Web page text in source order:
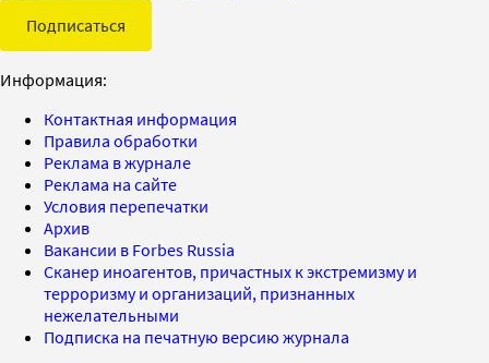
Подписаться
Информация:
Контактная информация
Правила обработки
Реклама в журнале
Реклама на сайте
Условия перепечатки
Архив
Вакансии в Forbes Russia
Сканер иноагентов, причастных к экстремизму и
терроризму и организаций, признанных
нежелательными
Подписка на печатную версию журнала